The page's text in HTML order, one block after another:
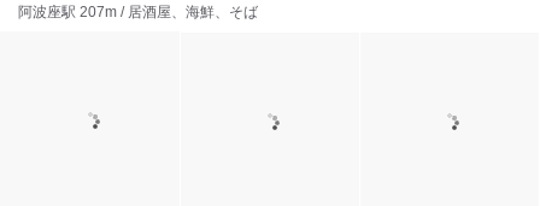
阿波座駅 207m / 居酒屋、海鮮、そば